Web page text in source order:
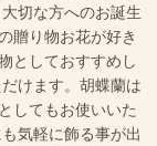
切な方へのお誕生
贈り物お花が好き
としておすすめし
けます。胡蝶蘭は
してもお使いいた
気軽に飾る事が出